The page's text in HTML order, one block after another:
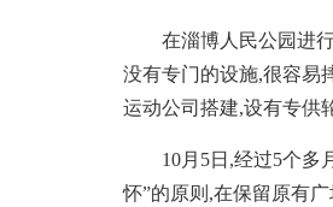
在淄博人民公园进行
没有专门的设施,很容易
运动公司搭建,设有专供
10月5日,经过5个多月
怀”的原则,在保留原有